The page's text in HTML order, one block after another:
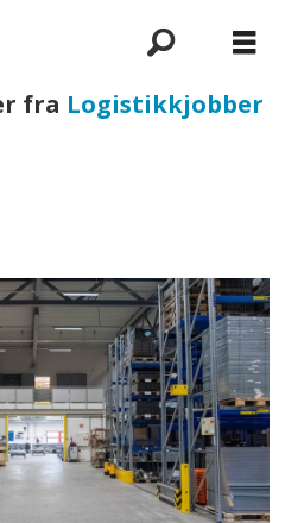
fra Logistikkjobber